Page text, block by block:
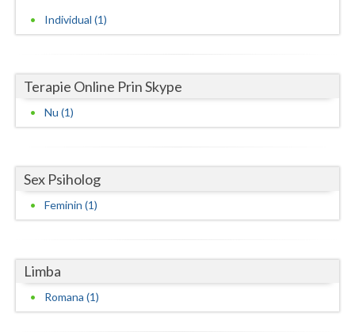
Vrancea
Individual (1)
Terapie Online Prin Skype
Nu (1)
Sex Psiholog
Feminin (1)
Limba
Romana (1)